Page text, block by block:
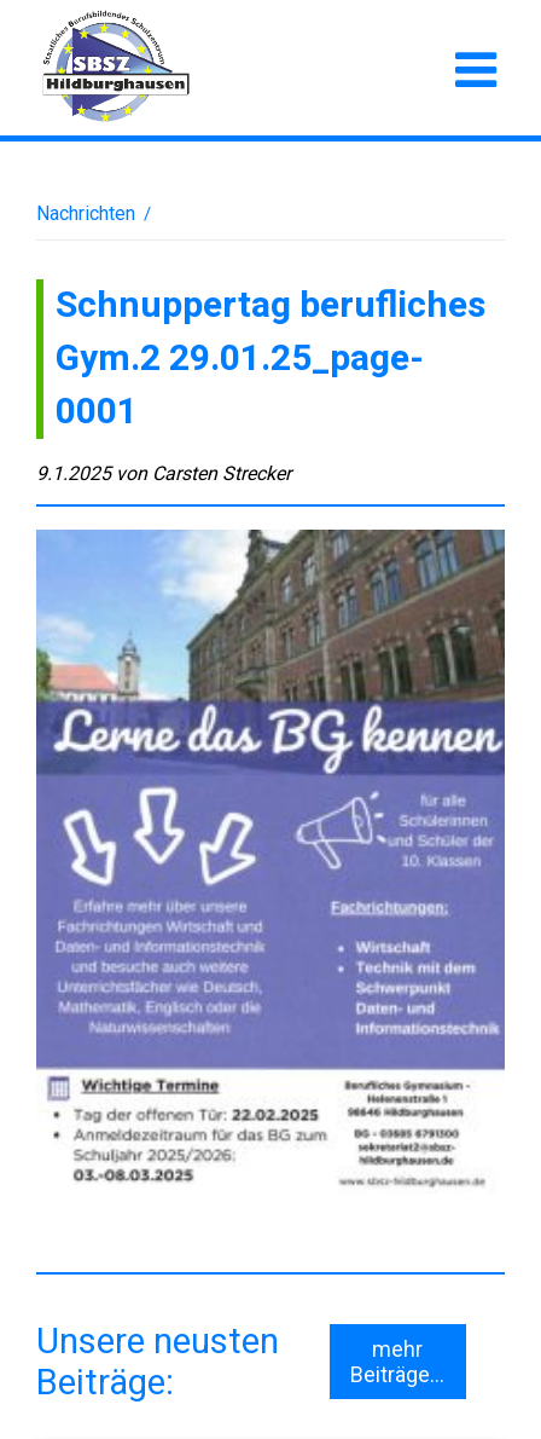
Nachrichten /
Schnuppertag berufliches
Gym.2 29.01.25_page-
0001
9.1.2025 von Carsten Strecker
Unsere neusten
Beiträge:
mehr
Beiträge...